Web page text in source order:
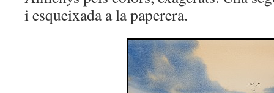
i esqueixada a la paperera.